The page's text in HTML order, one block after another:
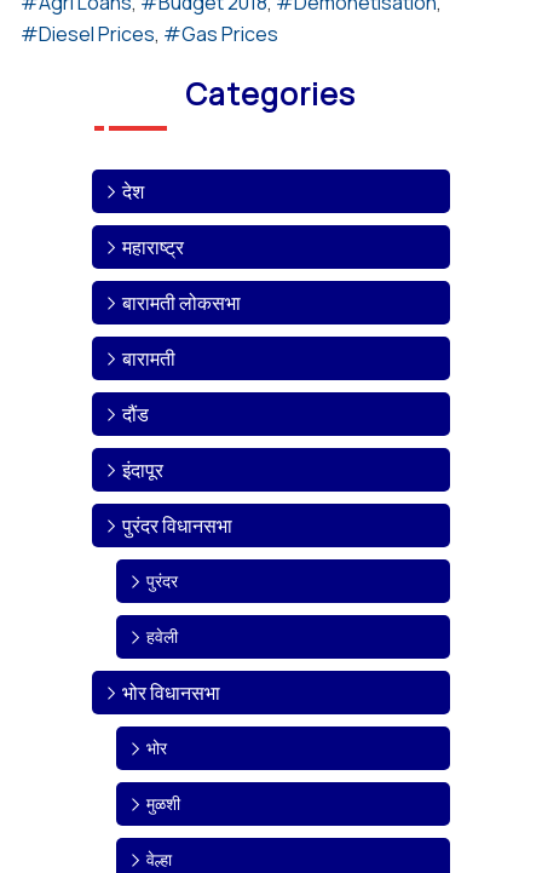
Diesel Prices
Gas Prices
Categories
देश
महाराष्ट्र
बारामती लोकसभा
बारामती
दौंड
इंदापूर
पुरंदर विधानसभा
पुरंदर
हवेली
भोर विधानसभा
भोर
मुळशी
वेल्हा